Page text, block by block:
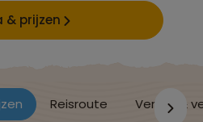
& prijzen
Reisroute Verblijf &